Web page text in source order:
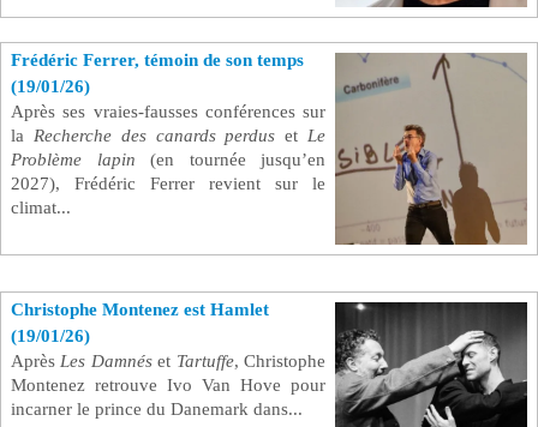
Frédéric Ferrer, témoin de son temps
(19/01/26)
Après ses vraies-fausses conférences sur
la Recherche des canards perdus etLe
Problème lapin (en tournée jusqu’en
2027), Frédéric Ferrer revient sur le
climat...
Christophe Montenez est Hamlet
(19/01/26)
AprèsLes Damnéset Tartuffe, Christophe
Montenez retrouve Ivo Van Hove pour
incarner le prince du Danemark dans...